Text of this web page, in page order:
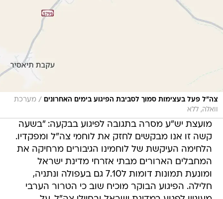
צה"ל פעל בעצימות סמוך לסביבת הפיגוע בימים האחרונים / מערכת
וואלה, ללא
מועצת יש"ע מסרה בתגובה לפיגוע בבקעה: "בשעה
קשה זו אנו מבקשים לחזק את לוחמי צה"ל ומפקדיו.
הלחימה העיקשת של לוחמינו הגיבורים מרחיקה את
המחבלים הארורים מבתי אזרחי מדינת ישראל
ומונעת תמונות דומות ל7.10 גם בעפולה ונתניה,
חלילה. הפיגוע הבוקר מוכיח שוב כי הטרור הערבי